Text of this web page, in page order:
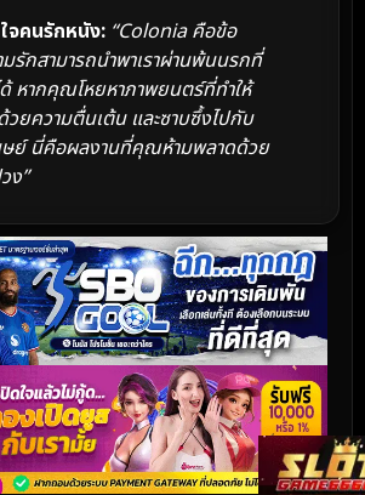
จคนรักหนัง: “Colonia คือข้อ
รักสามารถนำพาเราผ่านพ้นนรกที่
หากคุณโหยหาภาพยนตร์ที่ทำให้
วยความตื่นเต้น และซาบซึ้งไปกับ
ย์ นี่คือผลงานที่คุณห้ามพลาดด้วย
ง”